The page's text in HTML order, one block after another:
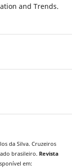
and Trends.
da Silva. Cruzeiros
brasileiro. Revista
em: